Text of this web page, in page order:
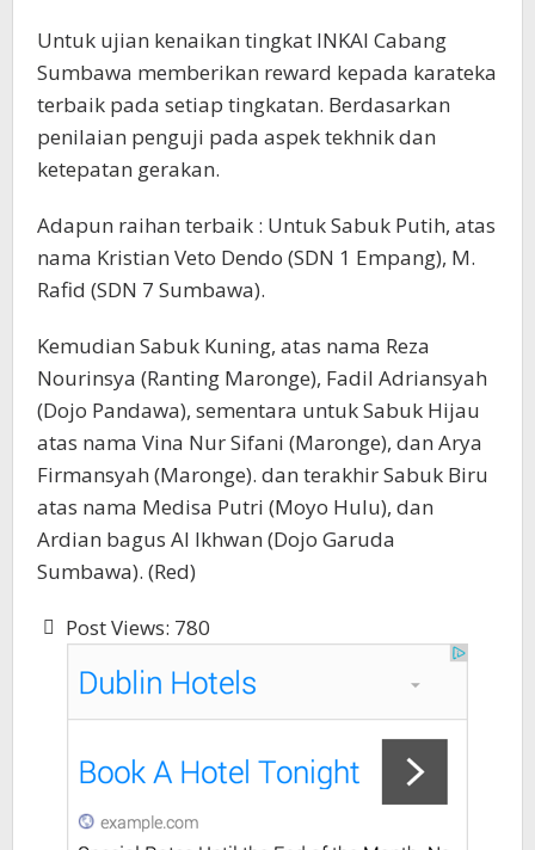
Untuk ujian kenaikan tingkat INKAI Cabang
Sumbawa memberikan reward kepada karateka
terbaik pada setiap tingkatan. Berdasarkan
penilaian penguji pada aspek tekhnik dan
ketepatan gerakan.
Adapun raihan terbaik : Untuk Sabuk Putih, atas
nama Kristian Veto Dendo (SDN 1 Empang), M.
Rafid (SDN 7 Sumbawa).
Kemudian Sabuk Kuning, atas nama Reza
Nourinsya (Ranting Maronge), Fadil Adriansyah
(Dojo Pandawa), sementara untuk Sabuk Hijau
atas nama Vina Nur Sifani (Maronge), dan Arya
Firmansyah (Maronge). dan terakhir Sabuk Biru
atas nama Medisa Putri (Moyo Hulu), dan
Ardian bagus Al Ikhwan (Dojo Garuda
Sumbawa). (Red)
Post Views: 780